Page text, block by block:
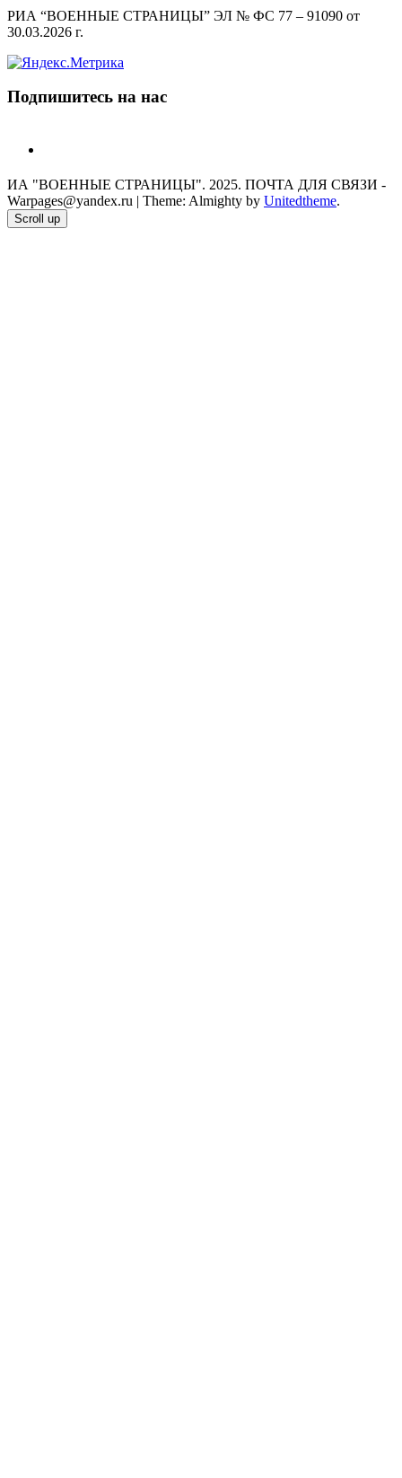
РИА “ВОЕННЫЕ СТРАНИЦЫ” ЭЛ № ФС 77 – 91090 от
30.03.2026 г.
Подпишитесь на нас
ИА "ВОЕННЫЕ СТРАНИЦЫ". 2025. ПОЧТА ДЛЯ СВЯЗИ -
Warpages@yandex.ru | Theme: Almighty by Unitedtheme.
Scroll up